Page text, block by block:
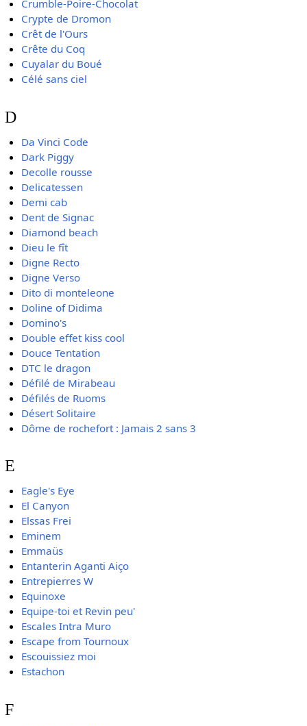
Crumble-Poire-Chocolat
Crypte de Dromon
Crêt de l'Ours
Crête du Coq
Cuyalar du Boué
Célé sans ciel
D
Da Vinci Code
Dark Piggy
Decolle rousse
Delicatessen
Demi cab
Dent de Signac
Diamond beach
Dieu le fît
Digne Recto
Digne Verso
Dito di monteleone
Doline of Didima
Domino's
Double effet kiss cool
Douce Tentation
DTC le dragon
Défilé de Mirabeau
Défilés de Ruoms
Désert Solitaire
Dôme de rochefort : Jamais 2 sans 3
E
Eagle's Eye
El Canyon
Elssas Frei
Eminem
Emmaüs
Entanterin Aganti Aiço
Entrepierres W
Equinoxe
Equipe-toi et Revin peu'
Escales Intra Muro
Escape from Tournoux
Escouissiez moi
Estachon
F